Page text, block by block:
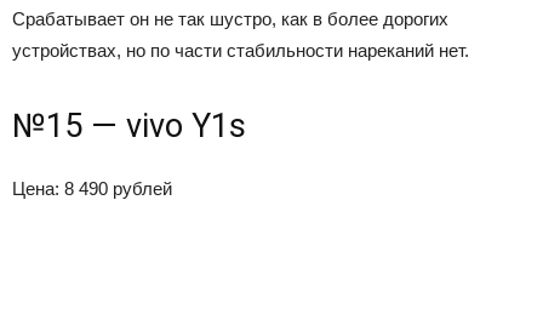
Срабатывает он не так шустро, как в более дорогих
устройствах, но по части стабильности нареканий нет.
№15 — vivo Y1s
Цена: 8 490 рублей